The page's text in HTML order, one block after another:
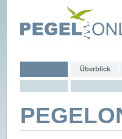
Überblick